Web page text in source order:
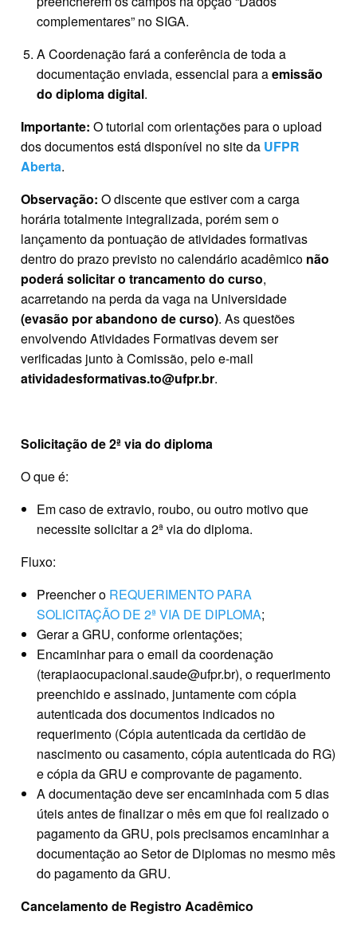
complementares” no SIGA.
A Coordenação fará a conferência de toda a
documentação enviada, essencial para aemissão
do diploma digital.
Importante: O tutorial com orientações para o upload
dos documentos está disponível no site da UFPR
Aberta.
Observação: O discente que estiver com a carga
horária totalmente integralizada, porém sem o
lançamento da pontuação de atividades formativas
dentro do prazo previsto no calendário acadêmico não
poderá solicitar o trancamento do curso,
acarretando na perda da vaga na Universidade
(evasão por abandono de curso). As questões
envolvendo Atividades Formativas devem ser
verificadas junto à Comissão, pelo e-mail
atividadesformativas.to@ufpr.br.
Solicitação de 2ª via do diploma
O que é:
Em caso de extravio, roubo, ou outro motivo que
necessite solicitar a 2ª via do diploma.
Fluxo:
Preencher o REQUERIMENTO PARA
SOLICITAÇÃO DE 2ª VIA DE DIPLOMA;
Gerar a GRU, conforme orientações;
Encaminhar para o email da coordenação
(terapiaocupacional.saude@ufpr.br), o requerimento
preenchido e assinado, juntamente com cópia
autenticada dos documentos indicados no
requerimento (Cópia autenticada da certidão de
nascimento ou casamento, cópia autenticada do RG)
e cópia da GRU e comprovante de pagamento.
A documentação deve ser encaminhada com 5 dias
úteis antes de finalizar o mês em que foi realizado o
pagamento da GRU, pois precisamos encaminhar a
documentação ao Setor de Diplomas no mesmo mês
do pagamento da GRU.
Cancelamento de Registro Acadêmico